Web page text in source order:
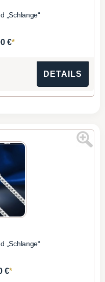
„Schlange“
€*
DETAILS
„Schlange“
€*